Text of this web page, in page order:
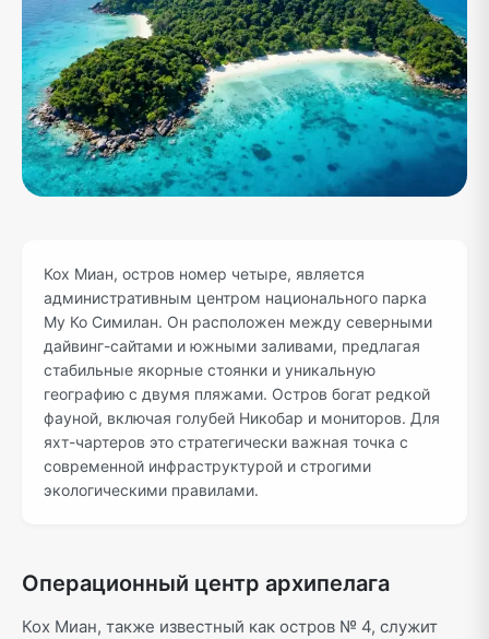
Кох Миан, остров номер четыре, является
административным центром национального парка
Му Ко Симилан. Он расположен между северными
дайвинг-сайтами и южными заливами, предлагая
стабильные якорные стоянки и уникальную
географию с двумя пляжами. Остров богат редкой
фауной, включая голубей Никобар и мониторов. Для
яхт-чартеров это стратегически важная точка с
современной инфраструктурой и строгими
экологическими правилами.
Операционный центр архипелага
Кох Миан, также известный как остров № 4, служит